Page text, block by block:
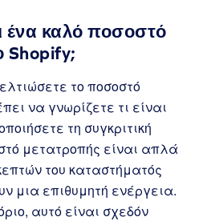
ένα καλό ποσοστό
Shopify;
το ποσοστό
να γνωρίζετε τι είναι
τη συγκριτική
μετατροπής είναι απλά
του καταστήματός
μια επιθυμητή ενέργεια.
αυτό είναι σχεδόν